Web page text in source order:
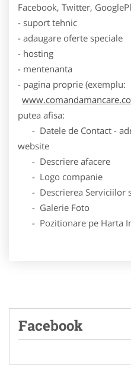
Facebook, Twitter,
- suport tehnic
- adaugare oferte speciale
- hosting
- mentenanta
- pagina proprie (exemplu:
putea afisa:
- Datele de Contact -
website
- Descriere afacere
- Logo companie
- Descrierea Serviciilor
- Galerie Foto
- Pozitionare pe Harta
Facebook